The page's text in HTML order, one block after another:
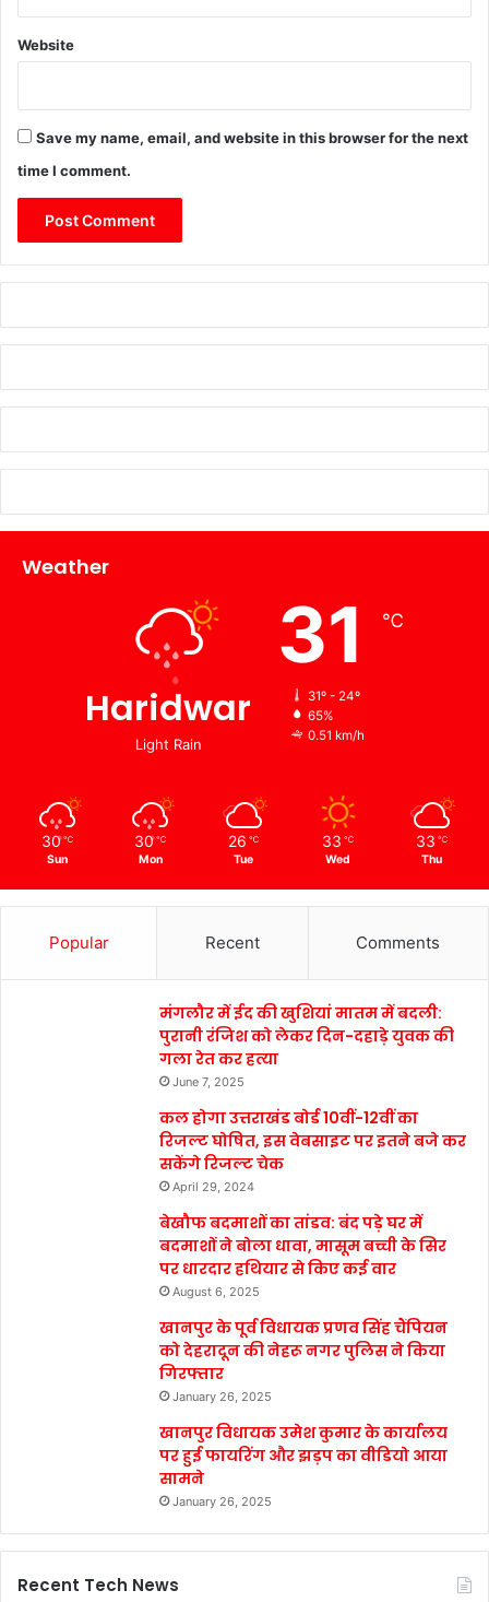
Website
Save my name, email, and website in this browser for the next
time I comment.
Weather
Haridwar
Light Rain
31 ℃
31º - 24º
65%
0.51 km/h
30 ℃
Sun
30 ℃
Mon
26 ℃
Tue
33 ℃
Wed
33 ℃
Thu
Popular Recent Comments
मंगलौर में ईद की खुशियां मातम में बदली:
पुरानी रंजिश को लेकर दिन-दहाड़े युवक की
गला रेत कर हत्या
June 7, 2025
कल होगा उत्तराखंड बोर्ड 10वीं-12वीं का
रिजल्ट घोषित, इस वेबसाइट पर इतने बजे कर
सकेंगे रिजल्ट चेक
April 29, 2024
बेखौफ बदमाशों का तांडव: बंद पड़े घर में
बदमाशों ने बोला धावा, मासूम बच्ची के सिर
पर धारदार हथियार से किए कई वार
August 6, 2025
खानपुर के पूर्व विधायक प्रणव सिंह चैंपियन
को देहरादून की नेहरू नगर पुलिस ने किया
गिरफ्तार
January 26, 2025
खानपुर विधायक उमेश कुमार के कार्यालय
पर हुई फायरिंग और झड़प का वीडियो आया
सामने
January 26, 2025
Recent Tech News